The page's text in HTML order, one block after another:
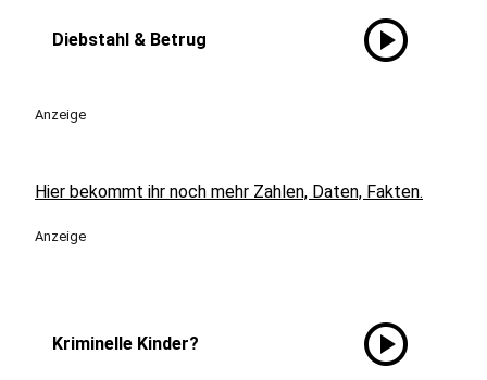
Diebstahl & Betrug play_circle
Anzeige
Hier bekommt ihr noch mehr Zahlen, Daten, Fakten.
Anzeige
Kriminelle Kinder? play_circle